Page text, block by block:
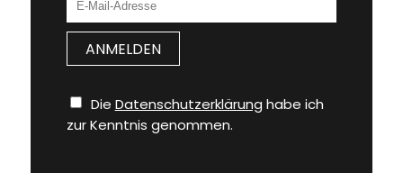
Die Datenschutzerklärung habe ich
zur Kenntnis genommen.